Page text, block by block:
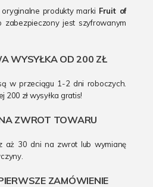
produkty marki Fruit of
zabezpieczony jest szyfrowanym
WYSYŁKA OD 200 ZŁ
w przeciągu 1-2 dni roboczych.
200 zł wysyłka gratis!
ZWROT TOWARU
aż 30 dni na zwrot lub wymianę
ZAMÓWIENIE